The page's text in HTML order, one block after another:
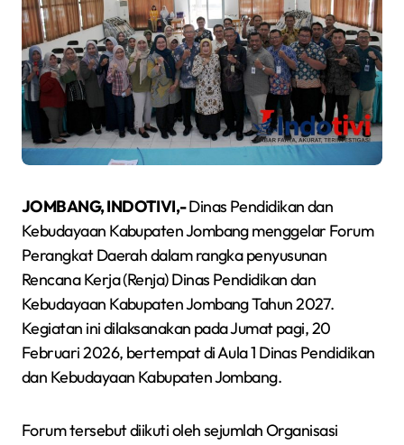
JOMBANG, INDOTIVI,-Dinas Pendidikan dan
Kebudayaan Kabupaten Jombang menggelar Forum
Perangkat Daerah dalam rangka penyusunan
Rencana Kerja (Renja) Dinas Pendidikan dan
Kebudayaan Kabupaten Jombang Tahun 2027.
Kegiatan ini dilaksanakan pada Jumat pagi, 20
Februari 2026, bertempat di Aula 1 Dinas Pendidikan
dan Kebudayaan Kabupaten Jombang.
Forum tersebut diikuti oleh sejumlah Organisasi